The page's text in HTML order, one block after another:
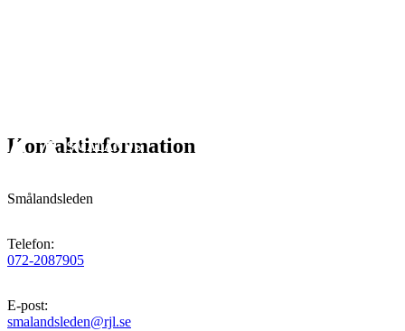
Kontaktinformation
Smålandsleden
Telefon:
072-2087905
E-post:
smalandsleden@rjl.se